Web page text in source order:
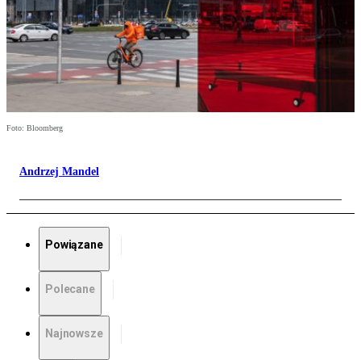
Foto: Bloomberg
Andrzej Mandel
Powiązane
Polecane
Najnowsze